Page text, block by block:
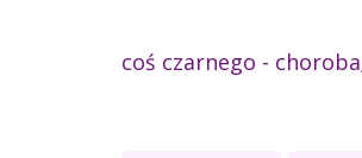
coś czarnego -